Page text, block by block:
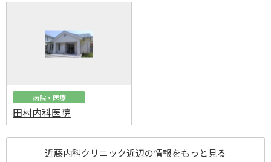
病院・医療
田村内科医院
近藤内科クリニック近辺の情報をもっと見る